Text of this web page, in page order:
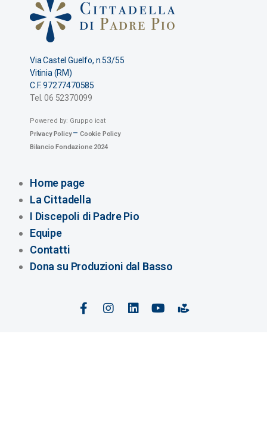
Via Castel Guelfo, n.53/55
Vitinia (RM)
C.F. 97277470585
Tel. 06 52370099
Powered by: Gruppo icat
Privacy Policy– Cookie Policy
Bilancio Fondazione 2024
Home page
La Cittadella
I Discepoli di Padre Pio
Equipe
Contatti
Dona su Produzioni dal Basso